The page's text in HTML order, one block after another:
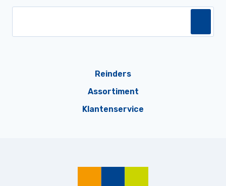
Reinders
Assortiment
Klantenservice